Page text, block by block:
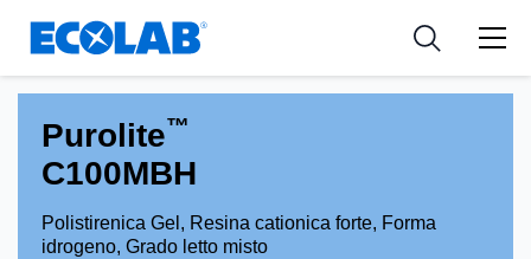
Resources
Settori
Nutraceuticals
Azienda
Purolite™
C100MBH
Polistirenica Gel, Resina cationica forte, Forma
idrogeno, Grado letto misto